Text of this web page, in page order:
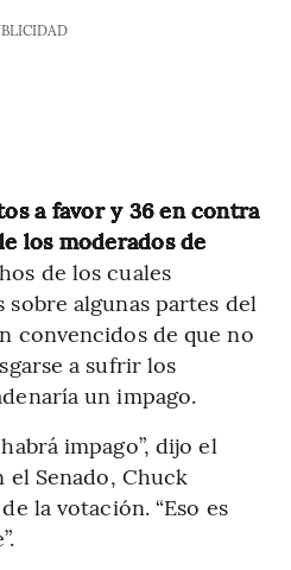
a favor y 36 en contra
los moderados de
de los cuales
sobre algunas partes del
convencidos de que no
a sufrir los
un impago.
impago”, dijo el
Senado, Chuck
la votación. “Eso es